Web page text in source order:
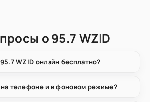
о 95.7 WZID
WZID онлайн бесплатно?
на телефоне и в фоновом режиме?